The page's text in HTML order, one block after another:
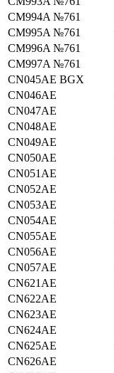
CM994A №761
CM995A №761
CM996A №761
CM997A №761
CN045AE BGX
CN046AE
CN047AE
CN048AE
CN049AE
CN050AE
CN051AE
CN052AE
CN053AE
CN054AE
CN055AE
CN056AE
CN057AE
CN621AE
CN622AE
CN623AE
CN624AE
CN625AE
CN626AE